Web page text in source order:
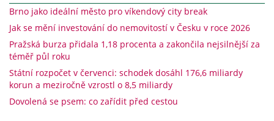
Brno jako ideální město pro víkendový city break
Jak se mění investování do nemovitostí v Česku v roce 2026
Pražská burza přidala 1,18 procenta a zakončila nejsilnější za
téměř půl roku
Státní rozpočet v červenci: schodek dosáhl 176,6 miliardy
korun a meziročně vzrostl o 8,5 miliardy
Dovolená se psem: co zařídit před cestou